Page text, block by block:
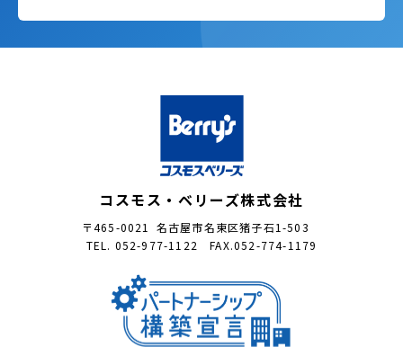
コスモス・ベリーズ株式会社
〒465-0021 名古屋市名東区猪子石1-503
TEL. 052-977-1122 FAX.052-774-1179